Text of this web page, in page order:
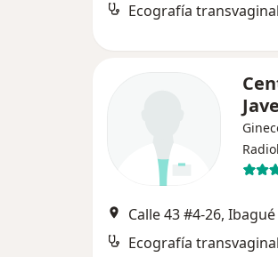
Ecografía transvaginal
Calle 43 #4-26, Ibagué
Ecografía transvaginal